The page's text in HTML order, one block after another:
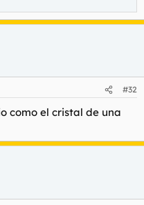
#32
como el cristal de una